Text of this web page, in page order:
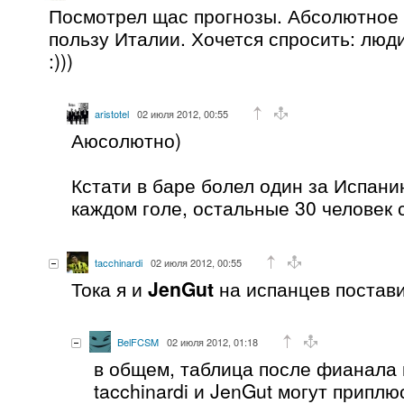
Посмотрел щас прогнозы.
пользу Италии. Хочется спросить:
:)))
aristotel 02 июля 2012, 00:55
Аюсолютно)
Кстати в баре болел один за
каждом голе, остальные 30 человек
tacchinardi 02 июля 2012, 00:55
Тока я и JenGut на испанцев
BelFCSM 02 июля 2012, 01:18
в общем, таблица после фианала
tacchinardi и JenGut могут